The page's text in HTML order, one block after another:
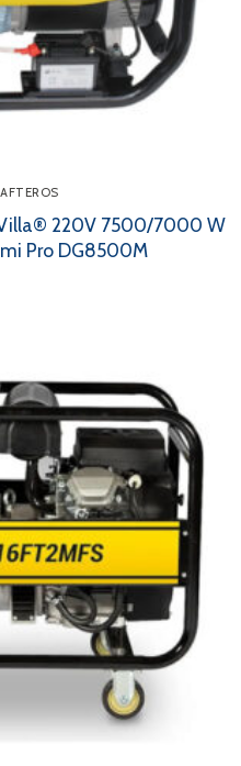
220V 7500/7000 W
Pro DG8500M